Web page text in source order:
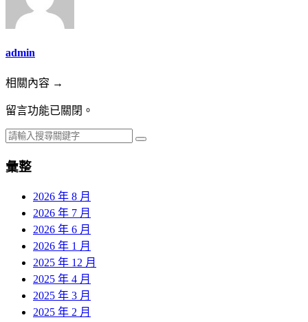
admin
相關內容 →
留言功能已關閉。
彙整
2026 年 8 月
2026 年 7 月
2026 年 6 月
2026 年 1 月
2025 年 12 月
2025 年 4 月
2025 年 3 月
2025 年 2 月